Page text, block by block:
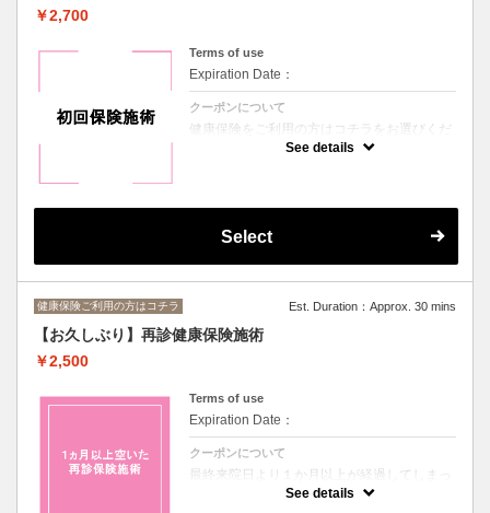
￥2,700
Terms of use
Expiration Date：
クーポンについて
健康保険をご利用の方はコチラをお選びくだ
＊保険証の割合に応じて施術料金が変わりま
See details
Select
健康保険ご利用の方はコチラ Est. Duration：Approx. 30 mins
【お久しぶり】再診健康保険施術
￥2,500
Terms of use
Expiration Date：
クーポンについて
最終来院日より１か月以上が経過してしまっ
た方は再診料を頂戴しております。
See details